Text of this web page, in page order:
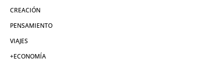
CREACIÓN
PENSAMIENTO
VIAJES
+ECONOMÍA